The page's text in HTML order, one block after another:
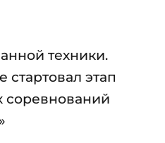
техники.
этап
соревнований